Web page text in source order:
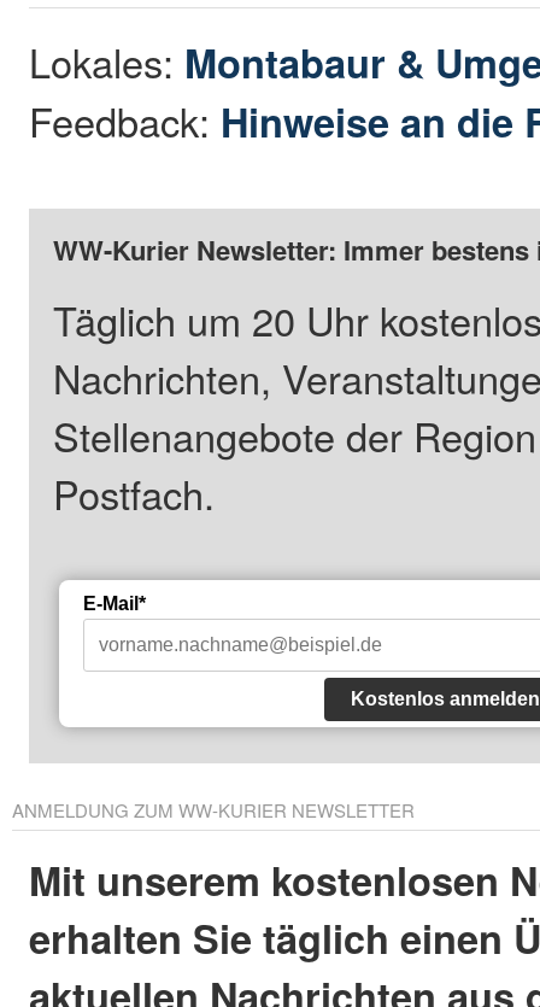
Lokales: Montabaur &
Feedback: Hinweise an die
WW-Kurier Newsletter: Immer
Täglich um 20 Uhr
Nachrichten,
Stellenangebote der
Postfach.
E-Mail*
Kostenlos anmelden
ANMELDUNG ZUM WW-KURIER NEWSLETTER
Mit unserem kostenlosen
erhalten Sie täglich einen
aktuellen Nachrichten aus